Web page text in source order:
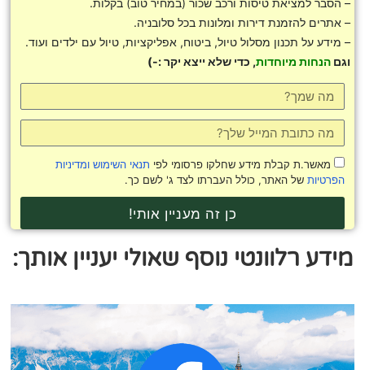
– אתרים להזמנת דירות ומלונות בכל סלובניה.
– מידע על תכנון מסלול טיול, ביטוח, אפליקציות, טיול עם ילדים ועוד.
וגםהנחות מיוחדות, כדי שלא ייצא יקר :-)
מאשר.ת קבלת מידע שחלקו פרסומי לפי תנאי השימוש ומדיניות
הפרטיותשל האתר, כולל העברתו לצד ג' לשם כך.
כן זה מעניין אותי!
מידע רלוונטי נוסף שאולי יעניין אותך: